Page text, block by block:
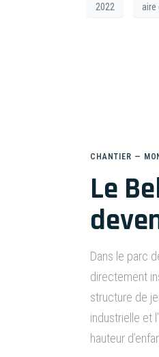
2022 aire
CHANTIER —
Le
Dans le parc
directement
structure de
industrielle et
hauteur